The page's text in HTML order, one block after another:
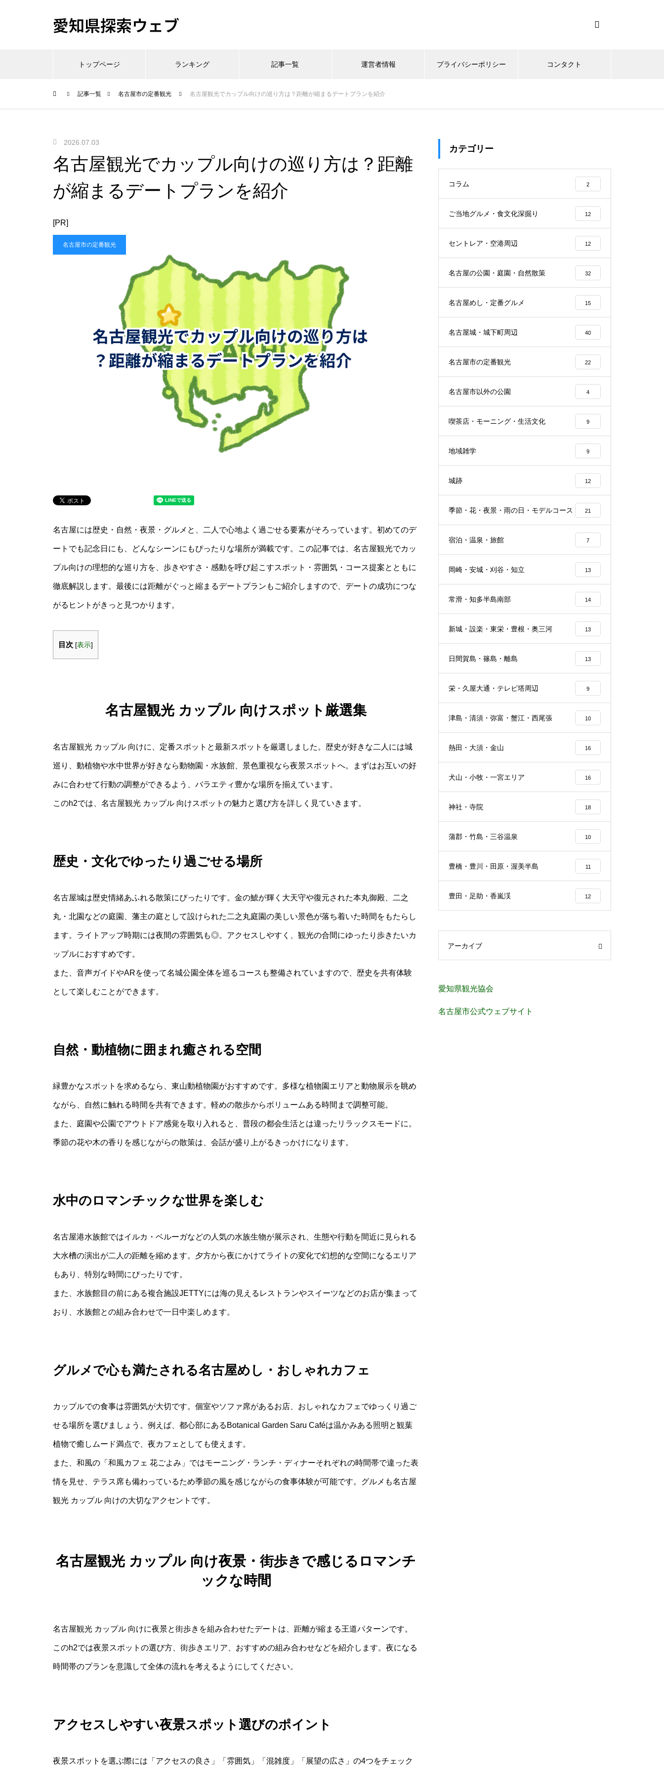
愛知県探索ウェブ
トップページ ランキング 記事一覧 運営者情報 プライバシーポリシー コンタクト
記事一覧 名古屋市の定番観光 名古屋観光でカップル向けの巡り方は？距離が縮まるデートプランを紹介
2026.07.03
名古屋観光でカップル向けの巡り方は？距離
が縮まるデートプランを紹介
[PR]
名古屋市の定番観光
名古屋には歴史・自然・夜景・グルメと、二人で心地よく過ごせる要素がそろっています。初めてのデ
ートでも記念日にも、どんなシーンにもぴったりな場所が満載です。この記事では、名古屋観光でカッ
プル向けの理想的な巡り方を、歩きやすさ・感動を呼び起こすスポット・雰囲気・コース提案とともに
徹底解説します。最後には距離がぐっと縮まるデートプランもご紹介しますので、デートの成功につな
がるヒントがきっと見つかります。
目次 [表示]
名古屋観光 カップル 向けスポット厳選集
名古屋観光 カップル 向けに、定番スポットと最新スポットを厳選しました。歴史が好きな二人には城
巡り、動植物や水中世界が好きなら動物園・水族館、景色重視なら夜景スポットへ。まずはお互いの好
みに合わせて行動の調整ができるよう、バラエティ豊かな場所を揃えています。
このh2では、名古屋観光 カップル 向けスポットの魅力と選び方を詳しく見ていきます。
歴史・文化でゆったり過ごせる場所
名古屋城は歴史情緒あふれる散策にぴったりです。金の鯱が輝く大天守や復元された本丸御殿、二之
丸・北園などの庭園、藩主の庭として設けられた二之丸庭園の美しい景色が落ち着いた時間をもたらし
ます。ライトアップ時期には夜間の雰囲気も◎。アクセスしやすく、観光の合間にゆったり歩きたいカ
ップルにおすすめです。
また、音声ガイドやARを使って名城公園全体を巡るコースも整備されていますので、歴史を共有体験
として楽しむことができます。
自然・動植物に囲まれ癒される空間
緑豊かなスポットを求めるなら、東山動植物園がおすすめです。多様な植物園エリアと動物展示を眺め
ながら、自然に触れる時間を共有できます。軽めの散歩からボリュームある時間まで調整可能。
また、庭園や公園でアウトドア感覚を取り入れると、普段の都会生活とは違ったリラックスモードに。
季節の花や木の香りを感じながらの散策は、会話が盛り上がるきっかけになります。
水中のロマンチックな世界を楽しむ
名古屋港水族館ではイルカ・ベルーガなどの人気の水族生物が展示され、生態や行動を間近に見られる
大水槽の演出が二人の距離を縮めます。夕方から夜にかけてライトの変化で幻想的な空間になるエリア
もあり、特別な時間にぴったりです。
また、水族館目の前にある複合施設JETTYには海の見えるレストランやスイーツなどのお店が集まって
おり、水族館との組み合わせで一日中楽しめます。
グルメで心も満たされる名古屋めし・おしゃれカフェ
カップルでの食事は雰囲気が大切です。個室やソファ席があるお店、おしゃれなカフェでゆっくり過ご
せる場所を選びましょう。例えば、都心部にあるBotanical Garden Saru Caféは温かみある照明と観葉
植物で癒しムード満点で、夜カフェとしても使えます。
また、和風の「和風カフェ 花ごよみ」ではモーニング・ランチ・ディナーそれぞれの時間帯で違った表
情を見せ、テラス席も備わっているため季節の風を感じながらの食事体験が可能です。グルメも名古屋
観光 カップル 向けの大切なアクセントです。
名古屋観光 カップル 向け夜景・街歩きで感じるロマンチ
ックな時間
名古屋観光 カップル 向けに夜景と街歩きを組み合わせたデートは、距離が縮まる王道パターンです。
このh2では夜景スポットの選び方、街歩きエリア、おすすめの組み合わせなどを紹介します。夜になる
時間帯のプランを意識して全体の流れを考えるようにしてください。
アクセスしやすい夜景スポット選びのポイント
夜景スポットを選ぶ際には「アクセスの良さ」「雰囲気」「混雑度」「展望の広さ」の4つをチェック
カテゴリー
コラム 2
ご当地グルメ・食文化深掘り 12
セントレア・空港周辺 12
名古屋の公園・庭園・自然散策 32
名古屋めし・定番グルメ 15
名古屋城・城下町周辺 40
名古屋市の定番観光 22
名古屋市以外の公園 4
喫茶店・モーニング・生活文化 9
地域雑学 9
城跡 12
季節・花・夜景・雨の日・モデルコース 21
宿泊・温泉・旅館 7
岡崎・安城・刈谷・知立 13
常滑・知多半島南部 14
新城・設楽・東栄・豊根・奥三河 13
日間賀島・篠島・離島 13
栄・久屋大通・テレビ塔周辺 9
津島・清須・弥富・蟹江・西尾張 10
熱田・大須・金山 16
犬山・小牧・一宮エリア 16
神社・寺院 18
蒲郡・竹島・三谷温泉 10
豊橋・豊川・田原・渥美半島 11
豊田・足助・香嵐渓 12
アーカイブ
愛知県観光協会
名古屋市公式ウェブサイト